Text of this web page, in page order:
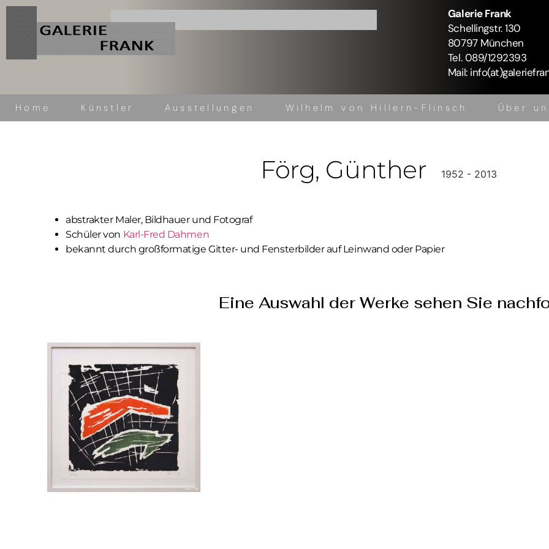
Galerie Frank
Schellingstr. 130
80797 München
Tel. 089/1292393
Mail:
Home Künstler Ausstellungen Wilhelm von Hillern-Flinsch Über
Nachricht (optional)
Förg, Günther 1952 - 2013
abstrakter Maler, Bildhauer und Fotograf
Schüler von Karl-Fred Dahmen
bekannt durch großformatige Gitter- und Fensterbilder auf Leinwand oder Papier
Eine Auswahl der Werke sehen Sie